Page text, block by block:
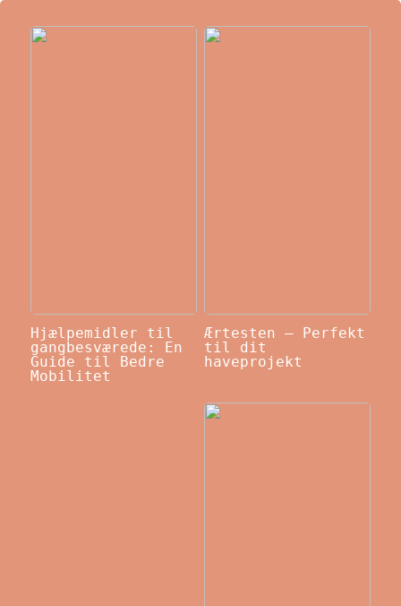
Hjælpemidler til
gangbesværede: En
Guide til Bedre
Mobilitet
Ærtesten – Perfekt
til dit
haveprojekt